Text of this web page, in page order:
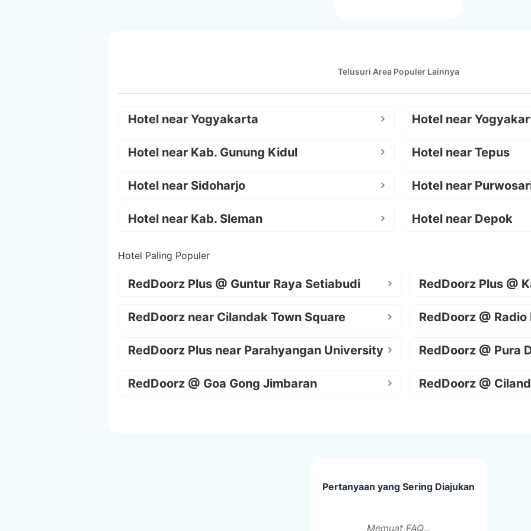
Telusuri Area Populer Lainnya
Hotel near Yogyakarta Hotel near
Hotel near Kab. Gunung Kidul Hotel near Tepus
Hotel near Sidoharjo Hotel near
Hotel near Kab. Sleman Hotel near Depok
Hotel Paling Populer
RedDoorz Plus @ Guntur Raya Setiabudi RedDoorz Plus @
RedDoorz near Cilandak Town Square RedDoorz @ Radio
RedDoorz Plus near Parahyangan University RedDoorz @ Pura
RedDoorz @ Goa Gong Jimbaran RedDoorz @
Pertanyaan yang Sering Diajukan
Memuat FAQ...